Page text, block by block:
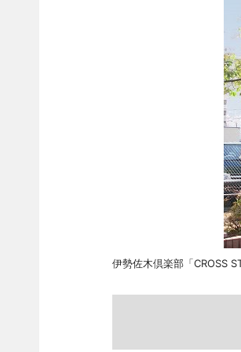
伊勢佐木倶楽部「CROSS